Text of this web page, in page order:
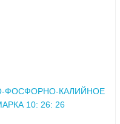
ФОСФОРНО-КАЛИЙНОЕ
10: 26: 26